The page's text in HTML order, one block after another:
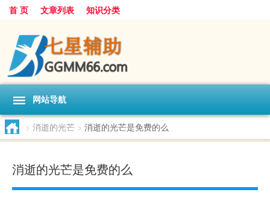
首 页 文章列表 知识分类
网站导航
> 消逝的光芒 > 消逝的光芒是免费的么
消逝的光芒是免费的么